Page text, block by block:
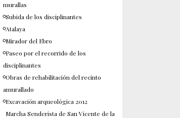
murallas
Subida de los disciplinantes
Atalaya
Mirador del Ebro
Paseo por el recorrido de los
disciplinantes
Obras de rehabilitación del recinto
amurallado
Excavación arqueológica 2012
Marcha Senderista de San Vicente de la